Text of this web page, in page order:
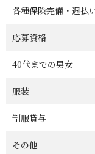
各種保険完備・週払
応募資格
40代までの男女
服装
制服貸与
その他